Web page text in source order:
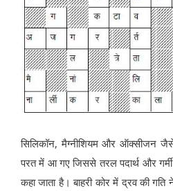
सिलिकॉन, मैग्नीशियम और ऑक्सीजन
परत में आ गए जिससे तरल पदार्थ और
कहा जाता है। बाहरी कोर में द्रव की